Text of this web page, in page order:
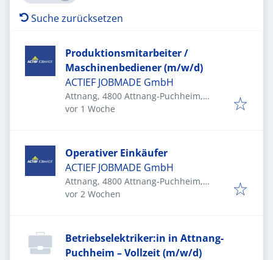
Suche zurücksetzen
Produktionsmitarbeiter /
Maschinenbediener (m/w/d)
ACTIEF JOBMADE GmbH
Attnang, 4800 Attnang-Puchheim,
Österreich
Veröffentlicht
vor 1 Woche
Operativer Einkäufer
ACTIEF JOBMADE GmbH
Attnang, 4800 Attnang-Puchheim,
Österreich
Veröffentlicht:
vor 2 Wochen
Betriebselektriker:in in Attnang-
Puchheim – Vollzeit (m/w/d)